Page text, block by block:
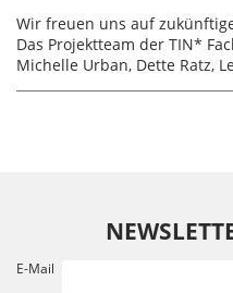
Wir freuen uns auf
Das Projektteam der TIN*
Michelle Urban, Dette Ratz,
E-Mail